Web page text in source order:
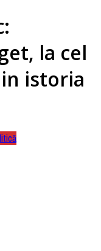
la cel
istoria